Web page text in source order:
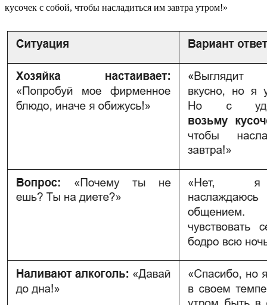
кусочек с собой, чтобы насладиться им завтра утром!»